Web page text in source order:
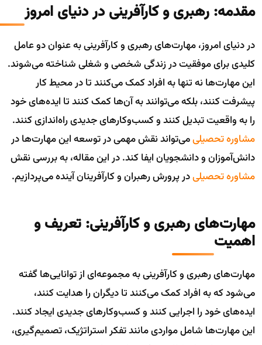
مقدمه: رهبری و کارآفرینی در دنیای امروز
در دنیای امروز، مهارت‌های رهبری و کارآفرینی به عنوان دو عامل
کلیدی برای موفقیت در زندگی شخصی و شغلی شناخته می‌شوند.
این مهارت‌ها نه تنها به افراد کمک می‌کنند تا در محیط کار
پیشرفت کنند، بلکه می‌توانند به آن‌ها کمک کنند تا ایده‌های خود
را به واقعیت تبدیل کنند و کسب‌وکارهای جدیدی راه‌اندازی کنند.
مشاوره تحصیلیمی‌تواند نقش مهمی در توسعه این مهارت‌ها در
دانش‌آموزان و دانشجویان ایفا کند. در این مقاله، به بررسی نقش
مشاوره تحصیلیدر پرورش رهبران و کارآفرینان آینده می‌پردازیم.
مهارت‌های رهبری و کارآفرینی: تعریف و
اهمیت
مهارت‌های رهبری و کارآفرینی به مجموعه‌ای از توانایی‌ها گفته
می‌شود که به افراد کمک می‌کنند تا دیگران را هدایت کنند،
ایده‌های خود را اجرایی کنند و کسب‌وکارهای جدیدی ایجاد کنند.
این مهارت‌ها شامل مواردی مانند تفکر استراتژیک، تصمیم‌گیری،